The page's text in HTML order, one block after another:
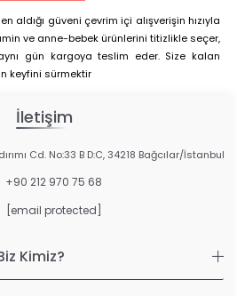
aldığı güveni çevrim içi alışverişin hızıyla
ve anne-bebek ürünlerini titizlikle seçer,
gün kargoya teslim eder. Size kalan
keyfini sürmektir
İletişim
Cd. No:33 B D:C, 34218 Bağcılar/İstanbul
+90 212 970 75 68
[email protected]
Kimiz?